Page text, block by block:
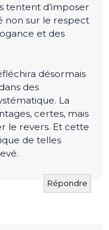
tentent d’imposer
non sur le respect
et des
désormais
des
La
certes, mais
le revers. Et cette
de telles
Répondre